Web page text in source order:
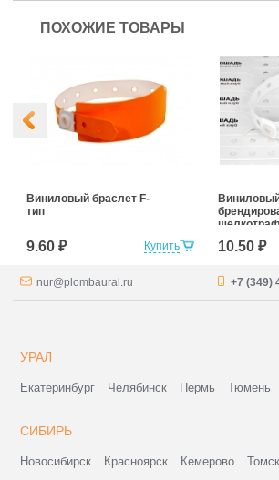
ПОХОЖИЕ ТОВАРЫ
Купить
Виниловый браслет F-
тип
9.60 ₽ 10.50 ₽
nur@plombaural.ru +7 (349)
УРАЛ
Екатеринбург Челябинск Пермь Тюмень
СИБИРЬ
Новосибирск Красноярск Кемерово Томск